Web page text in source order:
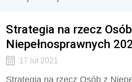
Strategia na rzecz Osób
Niepełnosprawnych
17 lut 2021
Strategia na rzecz Osób z